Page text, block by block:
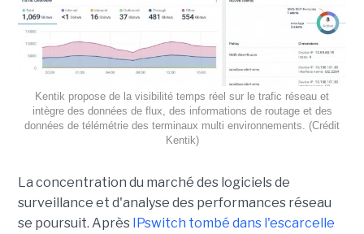
Kentik propose de la visibilité temps réel sur le trafic réseau et
intègre des données de flux, des informations de routage et des
données de télémétrie des terminaux multi environnements. (Crédit
Kentik)
La concentration du marché des logiciels de
surveillance et d'analyse des performances réseau
se poursuit. Après IPswitch tombé dans l'escarcelle